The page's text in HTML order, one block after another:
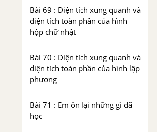
Bài 69 : Diện tích xung quanh và
diện tích toàn phần của hình
hộp chữ nhật
Bài 70 : Diện tích xung quanh và
diện tích toàn phần của hình lập
phương
Bài 71 : Em ôn lại những gì đã
học